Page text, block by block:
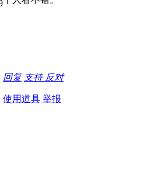
回复 支持 反对
使用道具 举报